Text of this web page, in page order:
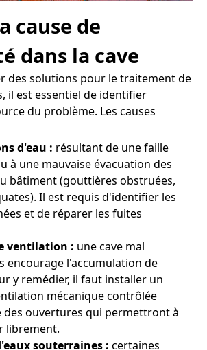
cause de
dans la cave
des solutions pour le traitement de
il est essentiel de identifier
du problème. Les causes
d'eau : résultant de une faille
à une mauvaise évacuation des
bâtiment (gouttières obstruées,
Il est requis d'identifier les
et de réparer les fuites
ventilation : une cave mal
encourage l'accumulation de
y remédier, il faut installer un
mécanique contrôlée
des ouvertures qui permettront à
librement.
souterraines : certaines